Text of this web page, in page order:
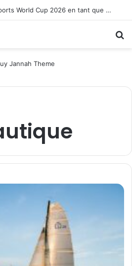
Lenovo soutient l’Esports World Cup 2026 en tant que partenaire fondateur